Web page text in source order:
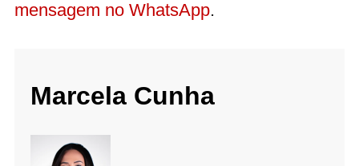
mensagem no WhatsApp.
Marcela Cunha